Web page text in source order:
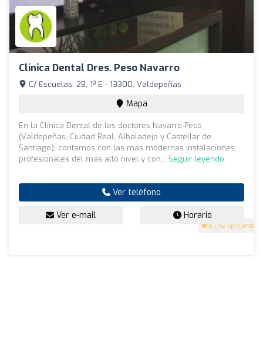
Clínica Dental Dres. Peso Navarro
5 (142 opiniones)
C/ Escuelas, 28, 1º E - 13300, Valdepeñas
Mapa
En la Clínica Dental de los doctores Navarro-Peso
(Valdepeñas, Ciudad Real, Albaladejo y Castellar de
Santiago), contamos con las más modernas instalaciones,
profesionales del más alto nivel y con... Seguir leyendo
Ver teléfono
Ver e-mail Horario